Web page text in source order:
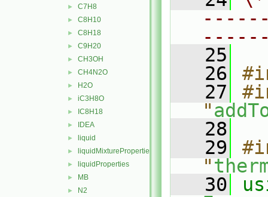
► C7H8
► C8H10
► C8H18
► C9H20
► CH3OH
► CH4N2O
► H2O
► iC3H8O
► IC8H18
► IDEA
► liquid
► liquidMixtureProperties
► liquidProperties
► MB
► N2
   25
   26
   27
"
   28
   29
"
   30